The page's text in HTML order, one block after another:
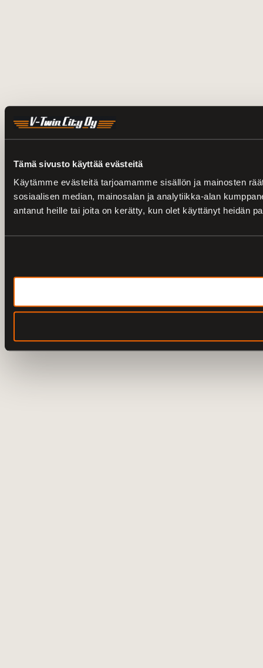
Tämä sivusto käyttää evästeitä
Käytämme evästeitä tarjoamamme sisällön ja mainosten
sosiaalisen median, mainosalan ja analytiikka-alan
antanut heille tai joita on kerätty, kun olet käyttänyt heidän